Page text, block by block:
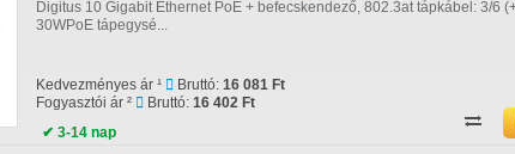
Digitus 10 Gigabit Ethernet PoE + befecskendező, 802.3at tápkábel: 3/6
30WPoE tápegysé...
Kedvezményes ár ¹ Bruttó: 16 081 Ft
Fogyasztói ár ²
Bruttó: 16 402 Ft
✔ 3-14 nap